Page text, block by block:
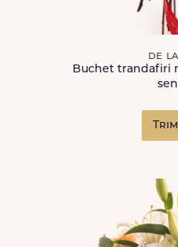
de
Buchet trandafiri